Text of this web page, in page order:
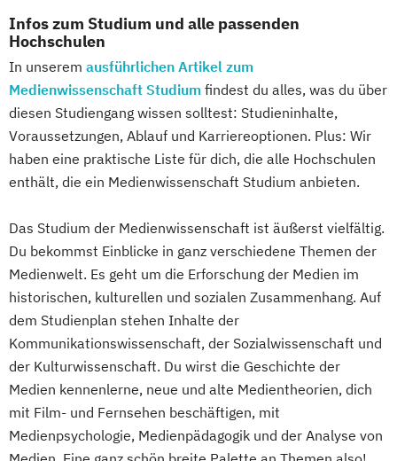
Infos zum Studium und alle passenden
Hochschulen
In unserem ausführlichen Artikel zum
Medienwissenschaft Studium findest du alles, was du über
diesen Studiengang wissen solltest: Studieninhalte,
Voraussetzungen, Ablauf und Karriereoptionen. Plus: Wir
haben eine praktische Liste für dich, die alle Hochschulen
enthält, die ein Medienwissenschaft Studium anbieten.
Das Studium der Medienwissenschaft ist äußerst vielfältig.
Du bekommst Einblicke in ganz verschiedene Themen der
Medienwelt. Es geht um die Erforschung der Medien im
historischen, kulturellen und sozialen Zusammenhang. Auf
dem Studienplan stehen Inhalte der
Kommunikationswissenschaft, der Sozialwissenschaft und
der Kulturwissenschaft. Du wirst die Geschichte der
Medien kennenlerne, neue und alte Medientheorien, dich
mit Film- und Fernsehen beschäftigen, mit
Medienpsychologie, Medienpädagogik und der Analyse von